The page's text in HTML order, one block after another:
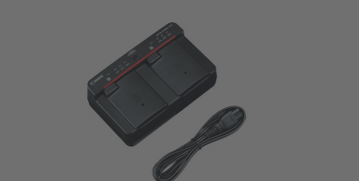
E-post:
kundeservice@japanphoto.no
LYS OG STUDIO
INSTANTFOTO